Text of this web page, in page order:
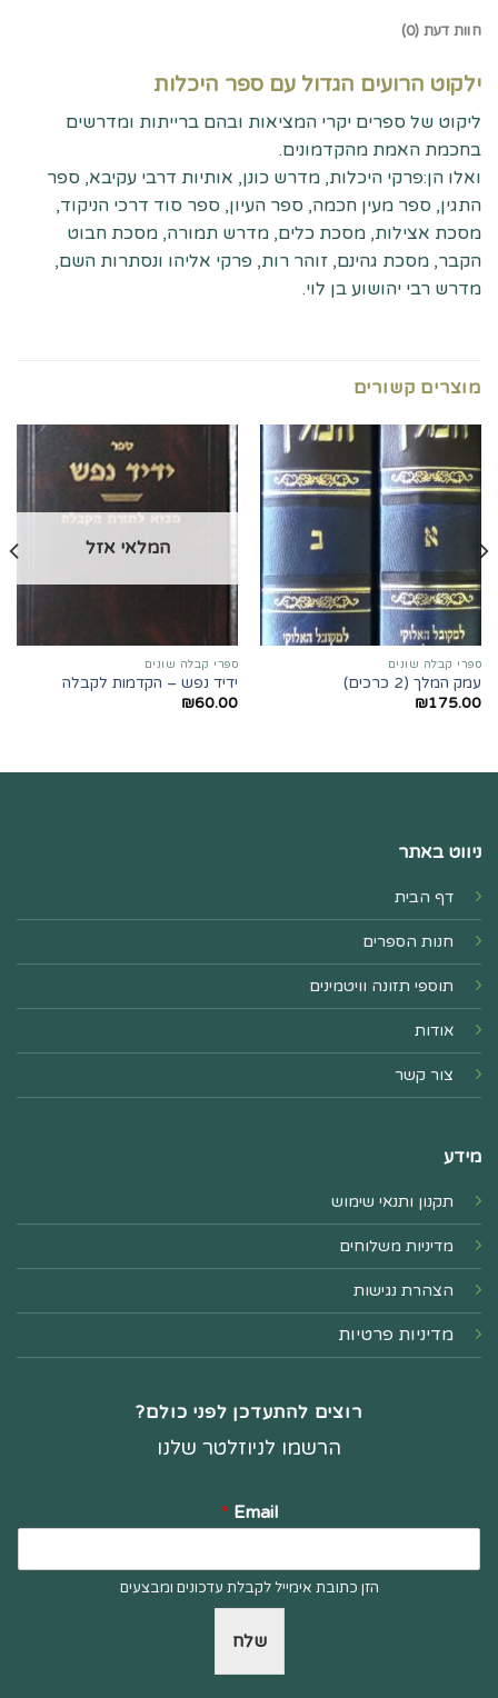
חוות דעת (0)
ילקוט הרועים הגדול עם ספר היכלות
ליקוט של ספרים יקרי המציאות ובהם ברייתות ומדרשים
בחכמת האמת מהקדמונים.
ואלו הן:פרקי היכלות, מדרש כונן, אותיות דרבי עקיבא, ספר
התגין, ספר מעין חכמה, ספר העיון, ספר סוד דרכי הניקוד,
מסכת אצילות, מסכת כלים, מדרש תמורה, מסכת חבוט
הקבר, מסכת גהינם, זוהר רות, פרקי אליהו ונסתרות השם,
מדרש רבי יהושוע בן לוי.
מוצרים קשורים
ספרי קבלה שונים
עמק המלך (2 כרכים)
₪175.00
המלאי אזל
ספרי קבלה שונים
ידיד נפש – הקדמות לקבלה
₪60.00
ניווט באתר
דף הבית
חנות הספרים
תוספי תזונה וויטמינים
אודות
צור קשר
מידע
תקנון ותנאי שימוש
מדיניות משלוחים
הצהרת נגישות
מדיניות פרטיות
רוצים להתעדכן לפני כולם?
הרשמו לניוזלטר שלנו
Email
*
הזן כתובת אימייל לקבלת עדכונים ומבצעים
שלח